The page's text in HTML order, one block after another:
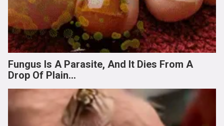
Fungus Is A Parasite, And It Dies From A
Drop Of Plain...